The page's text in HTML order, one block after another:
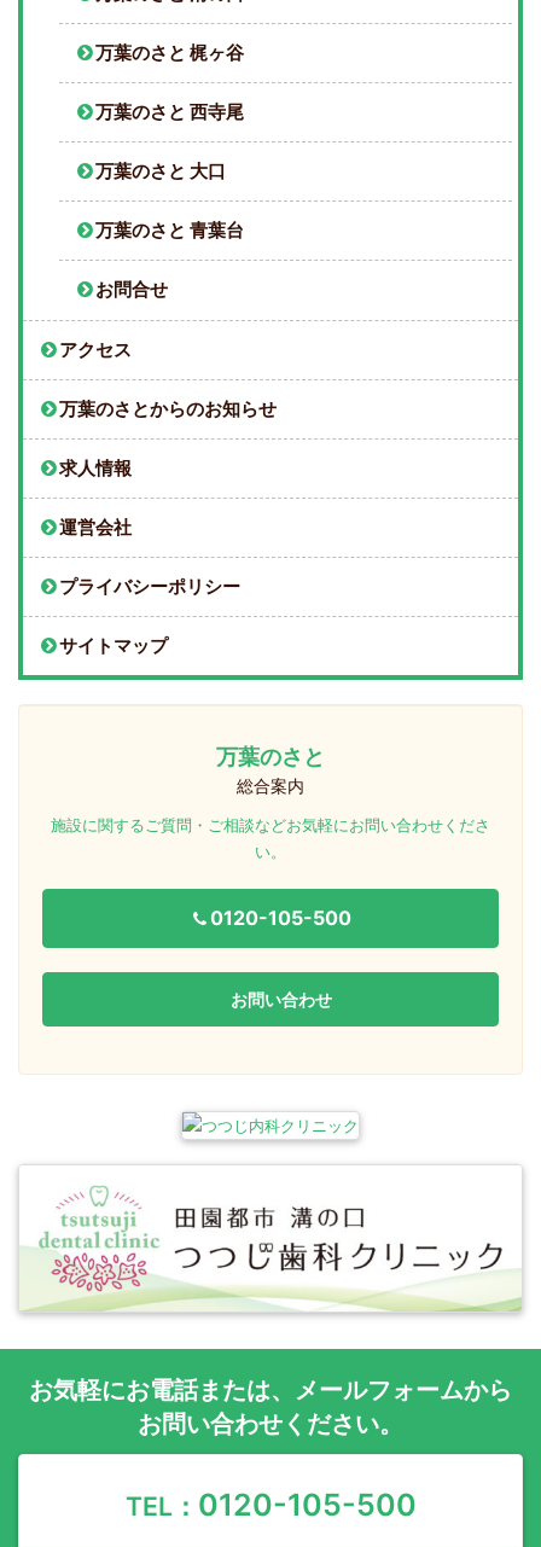
万葉のさと 梶ヶ谷
万葉のさと 西寺尾
万葉のさと 大口
万葉のさと 青葉台
お問合せ
アクセス
万葉のさとからのお知らせ
求人情報
運営会社
プライバシーポリシー
サイトマップ
万葉のさと
総合案内
施設に関するご質問・ご相談などお気軽にお問い合わせくださ
い。
0120-105-500
お問い合わせ
お気軽にお電話または、 メールフォームから
お問い合わせください。
TEL： 0120-105-500